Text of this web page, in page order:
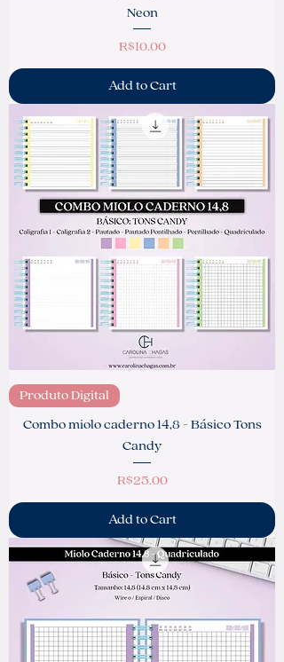
Neon
Price
R$10.00
Add to Cart
Produto Digital
Combo miolo caderno 14,8 - Básico Tons
Candy
Price
R$25.00
Add to Cart